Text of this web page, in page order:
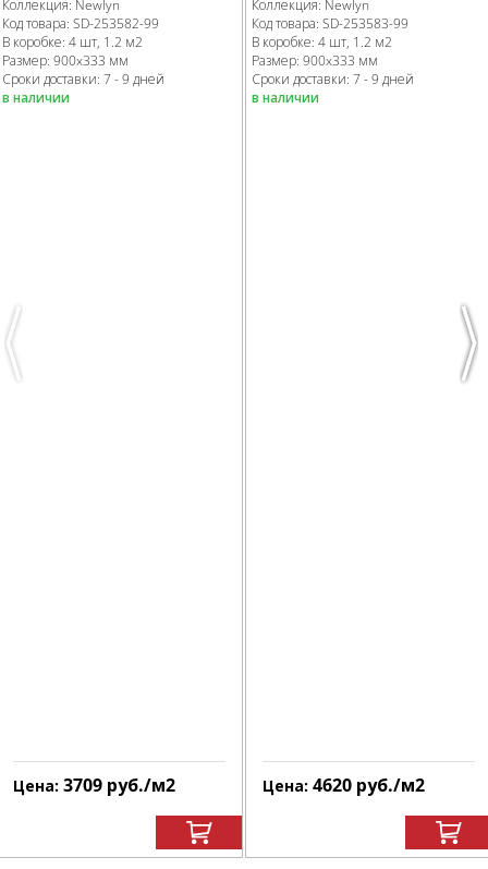
Previous
Коллекция: Newlyn
Код товара: SD-253582-99
В коробке: 4 шт, 1.2 м2
Размер: 900x333 мм
Сроки доставки: 7 - 9 дней
в наличии
Цена: 3709 руб./м2
Коллекция: Newlyn
Код товара: SD-253583-99
В коробке: 4 шт, 1.2 м2
Размер: 900x333 мм
Сроки доставки: 7 - 9 дней
в наличии
Цена: 4620 руб./м2